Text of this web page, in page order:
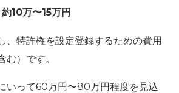
10万〜15万円
、特許権を設定登録するための費用
む）です。
いって60万円〜80万円程度を見込